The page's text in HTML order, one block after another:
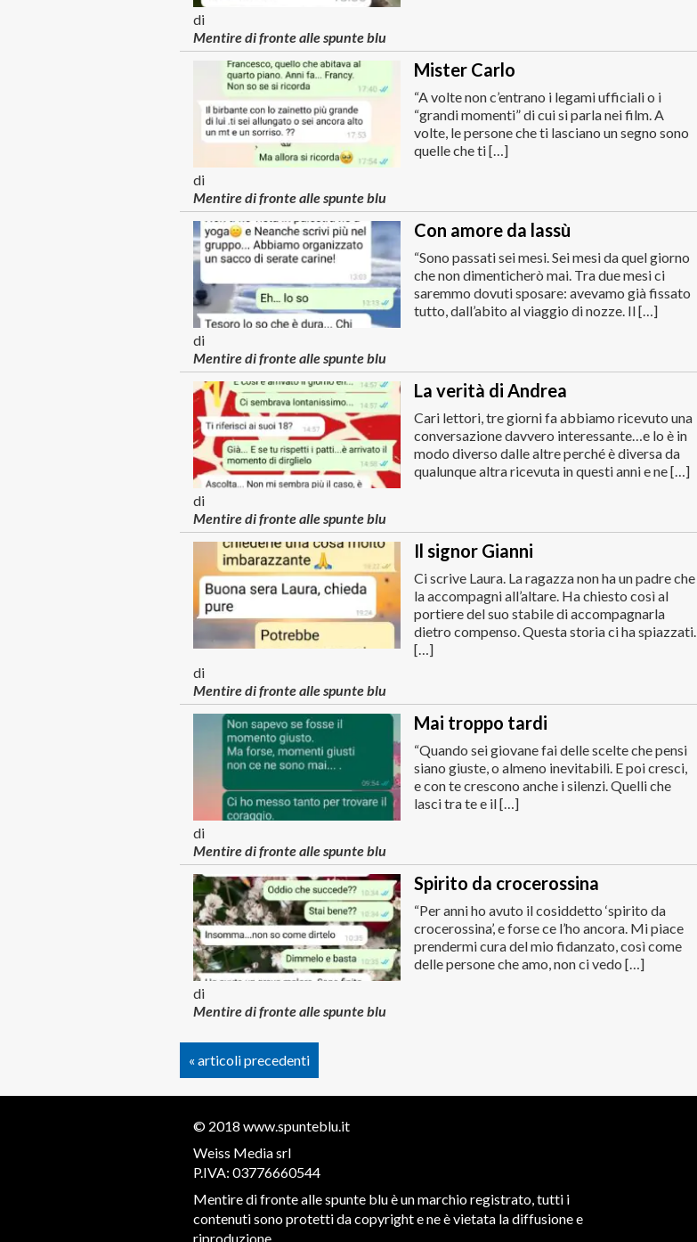
di
Mentire di fronte alle spunte blu
Mister Carlo
“A volte non c’entrano i legami ufficiali o i
“grandi momenti” di cui si parla nei film. A
volte, le persone che ti lasciano un segno sono
quelle che ti […]
di
Mentire di fronte alle spunte blu
Con amore da lassù
“Sono passati sei mesi. Sei mesi da quel giorno
che non dimenticherò mai. Tra due mesi ci
saremmo dovuti sposare: avevamo già fissato
tutto, dall’abito al viaggio di nozze. Il […]
di
Mentire di fronte alle spunte blu
La verità di Andrea
Cari lettori, tre giorni fa abbiamo ricevuto una
conversazione davvero interessante…e lo è in
modo diverso dalle altre perché è diversa da
qualunque altra ricevuta in questi anni e ne […]
di
Mentire di fronte alle spunte blu
Il signor Gianni
Ci scrive Laura. La ragazza non ha un padre che
la accompagni all’altare. Ha chiesto così al
portiere del suo stabile di accompagnarla
dietro compenso. Questa storia ci ha spiazzati.
[…]
di
Mentire di fronte alle spunte blu
Mai troppo tardi
“Quando sei giovane fai delle scelte che pensi
siano giuste, o almeno inevitabili. E poi cresci,
e con te crescono anche i silenzi. Quelli che
lasci tra te e il […]
di
Mentire di fronte alle spunte blu
Spirito da crocerossina
“Per anni ho avuto il cosiddetto ‘spirito da
crocerossina’, e forse ce l’ho ancora. Mi piace
prendermi cura del mio fidanzato, così come
delle persone che amo, non ci vedo […]
di
Mentire di fronte alle spunte blu
« articoli precedenti
© 2018 www.spunteblu.it
Weiss Media srl
P.IVA: 03776660544
Mentire di fronte alle spunte blu è un marchio registrato, tutti i
contenuti sono protetti da copyright e ne è vietata la diffusione e
riproduzione